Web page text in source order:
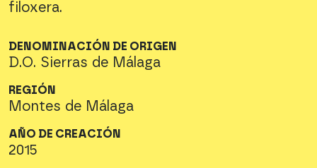
filoxera.
DENOMINACIÓN DE ORIGEN
D.O. Sierras de Málaga
REGIÓN
Montes de Málaga
AÑO DE CREACIÓN
2015